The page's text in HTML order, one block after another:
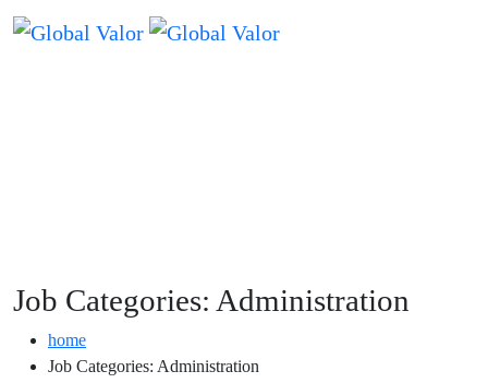
Job Categories: Administration
home
Job Categories: Administration